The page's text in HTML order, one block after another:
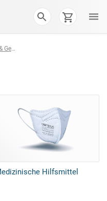
Hilfsmittel